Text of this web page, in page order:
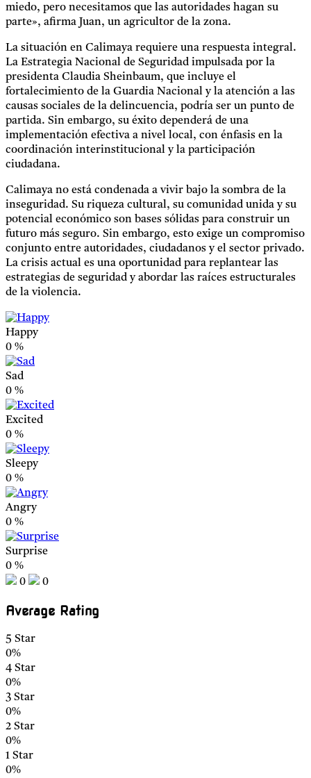
miedo, pero necesitamos que las autoridades hagan su
parte», afirma Juan, un agricultor de la zona.
La situación en Calimaya requiere una respuesta integral.
La Estrategia Nacional de Seguridad impulsada por la
presidenta Claudia Sheinbaum, que incluye el
fortalecimiento de la Guardia Nacional y la atención a las
causas sociales de la delincuencia, podría ser un punto de
partida. Sin embargo, su éxito dependerá de una
implementación efectiva a nivel local, con énfasis en la
coordinación interinstitucional y la participación
ciudadana.
Calimaya no está condenada a vivir bajo la sombra de la
inseguridad. Su riqueza cultural, su comunidad unida y su
potencial económico son bases sólidas para construir un
futuro más seguro. Sin embargo, esto exige un compromiso
conjunto entre autoridades, ciudadanos y el sector privado.
La crisis actual es una oportunidad para replantear las
estrategias de seguridad y abordar las raíces estructurales
de la violencia.
Happy
0 %
Sad
0 %
Excited
0 %
Sleepy
0 %
Angry
0 %
Surprise
0 %
0
0
Average Rating
5 Star
0%
4 Star
0%
3 Star
0%
2 Star
0%
1 Star
0%